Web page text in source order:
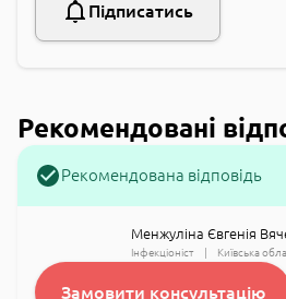
Підписатись
Рекомендовані
Рекомендована відповідь
Менжуліна Євгенія
Інфекціоніст Kиївська
Замовити консультацію